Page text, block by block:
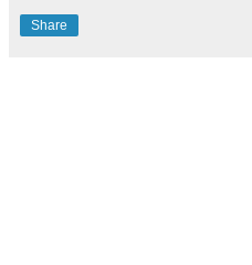
Share